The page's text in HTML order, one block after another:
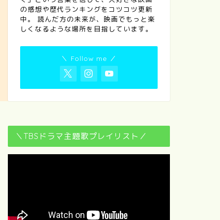
の感想や歴代ランキングをコツコツ更新
中。 読んだ方の未来が、映画でもっと楽
しくなるような場所を目指しています。
＼ Follow me ／
＼TBSドラマ主題歌プレイリスト／